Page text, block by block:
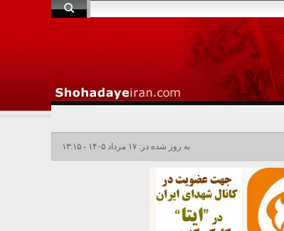
به روز شده در: ۱۷ مرداد ۱۴۰۵ - ۱۳:۱۵